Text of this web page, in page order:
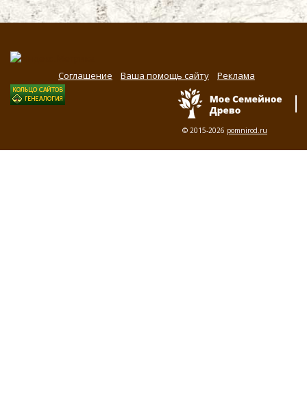
Соглашение Ваша помощь сайту Реклама
© 2015-2026 pomnirod.ru